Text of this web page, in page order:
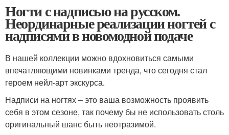
Ногти с надписью на русском.
Неординарные реализации ногтей с
надписями в новомодной подаче
В нашей коллекции можно вдохновиться самыми
впечатляющими новинками тренда, что сегодня стал
героем нейл-арт экскурса.
Надписи на ногтях – это ваша возможность проявить
себя в этом сезоне, так почему бы не использовать столь
оригинальный шанс быть неотразимой.